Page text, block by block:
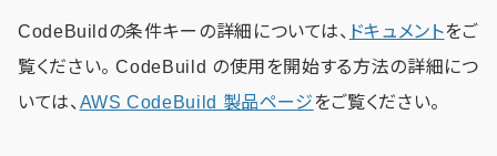
CodeBuildの条件キーの詳細については、 ドキュメントをご
覧ください。 CodeBuild の使用を開始する方法の詳細につ
いては、 AWS CodeBuild 製品ページをご覧ください。